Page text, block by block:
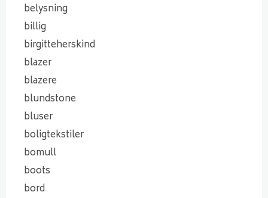
belysning
billig
birgitteherskind
blazer
blazere
blundstone
bluser
boligtekstiler
bomull
boots
bord